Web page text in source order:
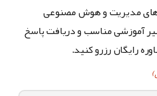
مدیریت و هوش مصنوعی
آموزشی مناسب و دریافت پاسخ
رزرو کنید.